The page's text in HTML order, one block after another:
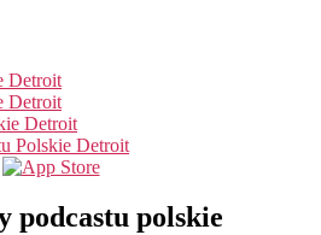
Detroit
Detroit
Detroit
Polskie Detroit
podcastu polskie